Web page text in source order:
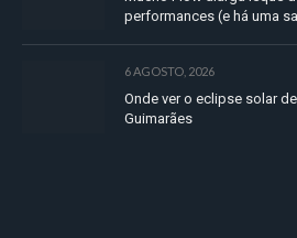
performances (e há uma
6 AGOSTO, 2026
Onde ver o eclipse solar
Guimarães